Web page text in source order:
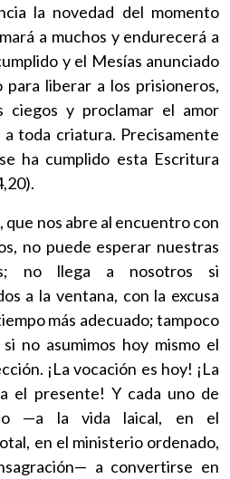
la novedad del momento
a muchos y endurecerá a
y el Mesías anunciado
para liberar a los prisioneros,
ciegos y proclamar el amor
toda criatura. Precisamente
ha cumplido esta Escritura
que nos abre al encuentro con
no puede esperar nuestras
no llega a nosotros si
a la ventana, con la excusa
más adecuado; tampoco
no asumimos hoy mismo el
¡La vocación es hoy! ¡La
el presente! Y cada uno de
—a la vida laical, en el
en el ministerio ordenado,
a convertirse en